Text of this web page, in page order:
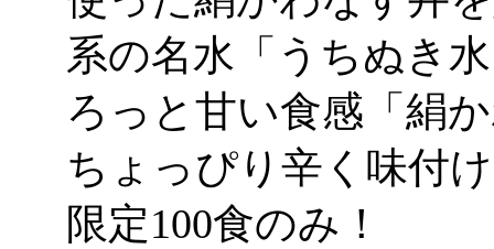
系の名水「うちぬき
ろっと甘い食感「絹
ちょっぴり辛く味付
限定100食のみ！